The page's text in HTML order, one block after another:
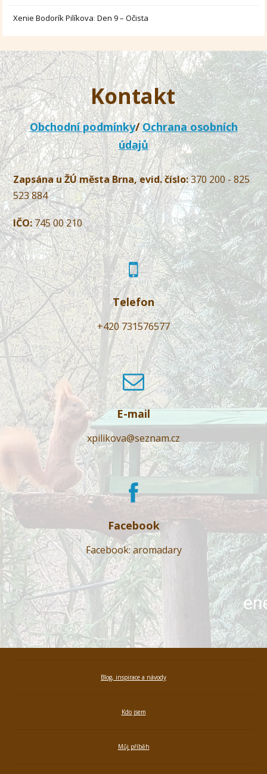
Xenie Bodorík Pilíkova:Den 9 – Očista
Kontakt
Obchodní podmínky/Ochrana osobních
údajů
Zapsána u ŽÚ města Brna, evid. číslo:370 200 - 825
523 884
IČO:745 00 210
Telefon
+420 731576577
E-mail
xpilikova@seznam.cz
Facebook
Facebook: aromadary
Blog, inspirace a návody
Kdo jsem
Můj příběh